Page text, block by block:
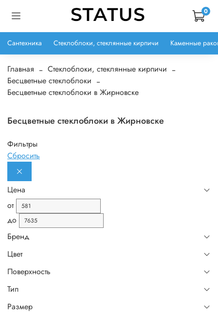
0
Сантехника Стеклоблоки, стеклянные кирпичи Каменные
Главная
Стеклоблоки, стеклянные кирпичи
Бесцветные стеклоблоки
Бесцветные стеклоблоки в Жирновске
Бесцветные стеклоблоки в Жирновске
Фильтры
Сбросить
Цена
от
до
Бренд
Цвет
Поверхность
Тип
Размер